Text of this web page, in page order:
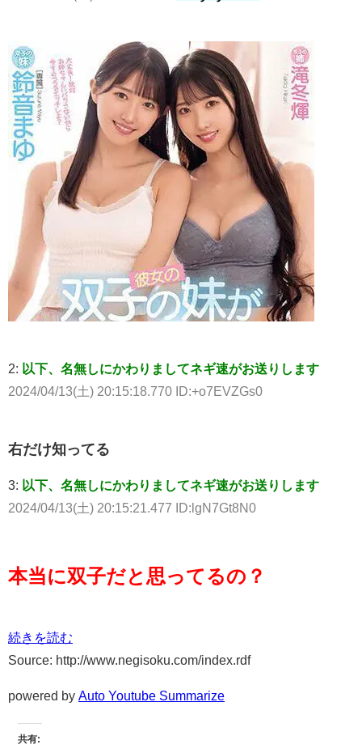
2: 以下、名無しにかわりましてネギ速がお送りします
2024/04/13(土) 20:15:18.770 ID:+o7EVZGs0
右だけ知ってる
3: 以下、名無しにかわりましてネギ速がお送りします
2024/04/13(土) 20:15:21.477 ID:lgN7Gt8N0
本当に双子だと思ってるの？
続きを読む
Source: http://www.negisoku.com/index.rdf
powered by Auto Youtube Summarize
共有: